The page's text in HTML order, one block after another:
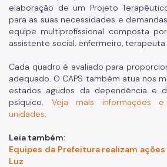
elaboração de um Projeto
para as suas necessidades e
equipe multiprofissional composta
assistente social, enfermeiro, terapeuta
Cada quadro é avaliado para
adequado. O CAPS também atua nos
estados agudos da dependência e
psíquico. Veja mais informações
unidades.
Leia também:
Equipes da Prefeitura realizam
Luz